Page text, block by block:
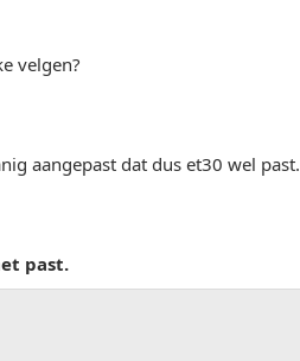
velgen?
aangepast dat dus et30 wel past.
past.